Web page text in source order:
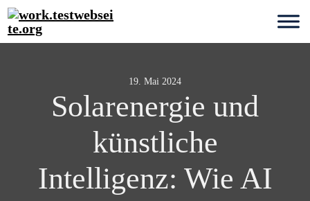
Solarenergie und
künstliche
Intelligenz: Wie AI
19. Mai 2024